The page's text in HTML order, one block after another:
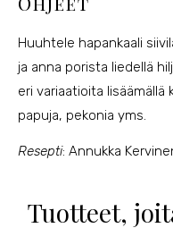
Huuhtele hapankaali
ja anna porista liedellä
eri variaatioita
papuja, pekonia yms.
Resepti: Annukka
Tuotteet,